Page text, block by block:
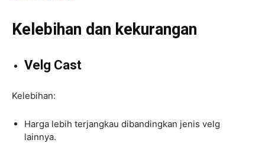
Kelebihan dan kekurangan
Velg Cast
Kelebihan:
Harga lebih terjangkau dibandingkan jenis velg
lainnya.